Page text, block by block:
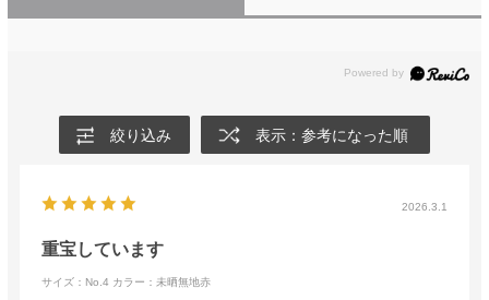
絞り込み 表示：参考になった順
2026.3.1
重宝しています
サイズ：No.4 カラー：未晒無地赤